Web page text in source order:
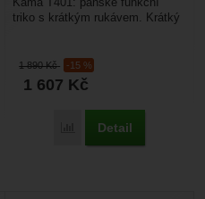
1 890Kč -15 %
1 607 Kč
Porovnat
Detail
Kama T401: pánské funkční
triko s krátkým rukávem. Krátký